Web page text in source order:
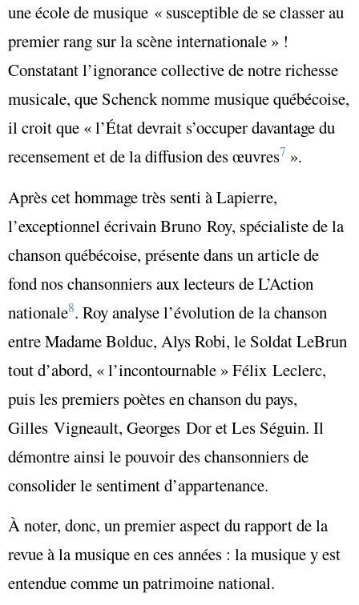
une école de musique « susceptible de se classer au
premier rang sur la scène internationale » !
Constatant l’ignorance collective de notre richesse
musicale, que Schenck nomme musique québécoise,
il croit que « l’État devrait s’occuper davantage du
recensement et de la diffusion des œuvres7 ».
Après cet hommage très senti à Lapierre,
l’exceptionnel écrivain Bruno Roy, spécialiste de la
chanson québécoise, présente dans un article de
fond nos chansonniers aux lecteurs de L’Action
nationale8. Roy analyse l’évolution de la chanson
entre Madame Bolduc, Alys Robi, le Soldat LeBrun
tout d’abord, « l’incontournable » Félix Leclerc,
puis les premiers poètes en chanson du pays,
Gilles Vigneault, Georges Dor et Les Séguin. Il
démontre ainsi le pouvoir des chansonniers de
consolider le sentiment d’appartenance.
À noter, donc, un premier aspect du rapport de la
revue à la musique en ces années : la musique y est
entendue comme un patrimoine national.